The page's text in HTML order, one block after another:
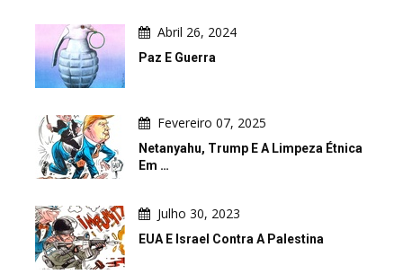
Abril 26, 2024
Paz E Guerra
Fevereiro 07, 2025
Netanyahu, Trump E A Limpeza Étnica
Em …
Julho 30, 2023
EUA E Israel Contra A Palestina